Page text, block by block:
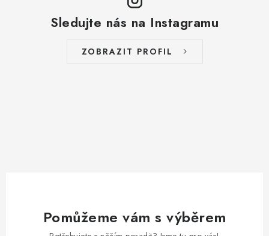
Sledujte nás na Instagramu
ZOBRAZIT PROFIL
Pomůžeme vám s výběrem